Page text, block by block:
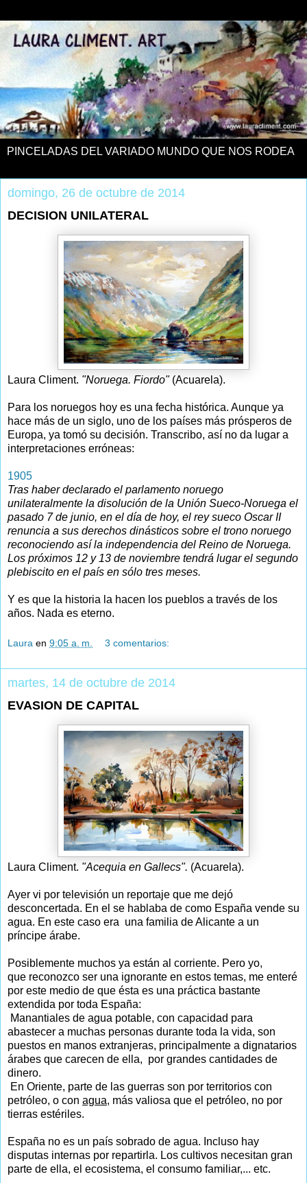
PINCELADAS DEL VARIADO MUNDO QUE NOS RODEA
domingo, 26 de octubre de 2014
DECISION UNILATERAL
Laura Climent. "Noruega. Fiordo" (Acuarela).
Para los noruegos hoy es una fecha histórica. Aunque ya
hace más de un siglo, uno de los países más prósperos de
Europa, ya tomó su decisión. Transcribo, así no da lugar a
interpretaciones erróneas:
1905
Tras haber declarado el parlamento noruego
unilateralmente la disolución de la Unión Sueco-Noruega el
pasado 7 de junio, en el día de hoy, el rey sueco Oscar II
renuncia a sus derechos dinásticos sobre el trono noruego
reconociendo así la independencia del Reino de Noruega.
Los próximos 12 y 13 de noviembre tendrá lugar el segundo
plebiscito en el país en sólo tres meses.
Y es que la historia la hacen los pueblos a través de los
años. Nada es eterno.
Laura en 9:05 a. m. 3 comentarios:
martes, 14 de octubre de 2014
EVASION DE CAPITAL
Laura Climent. "Acequia en Gallecs". (Acuarela).
Ayer vi por televisión un reportaje que me dejó
desconcertada. En el se hablaba de como España vende su
agua. En este caso era una familia de Alicante a un
príncipe árabe.
Posiblemente muchos ya están al corriente. Pero yo,
que reconozco ser una ignorante en estos temas, me enteré
por este medio de que ésta es una práctica bastante
extendida por toda España:
Manantiales de agua potable, con capacidad para
abastecer a muchas personas durante toda la vida, son
puestos en manos extranjeras, principalmente a dignatarios
árabes que carecen de ella, por grandes cantidades de
dinero.
En Oriente, parte de las guerras son por territorios con
petróleo, o con agua, más valiosa que el petróleo, no por
tierras estériles.
España no es un país sobrado de agua. Incluso hay
disputas internas por repartirla. Los cultivos necesitan gran
parte de ella, el ecosistema, el consumo familiar,... etc.